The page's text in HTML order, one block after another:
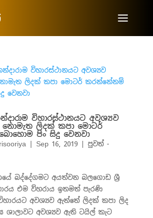
විහාරස්ථානයට අවශ්‍යව
ලිදක් කපා මොටර්
පිං සිදු වෙනවා
| Sep 16, 2019| පුවත් -
බද්දේගමට අයත්වන බලගොඩ ශ්‍රී
එම ව්හරාය ඉතමත් පැරණි
අවශ්‍යව ඇත්තේ ලිදක් කපා ලිද
ශාලාවට අවශ්‍යව ඇති ටයිල් කැට